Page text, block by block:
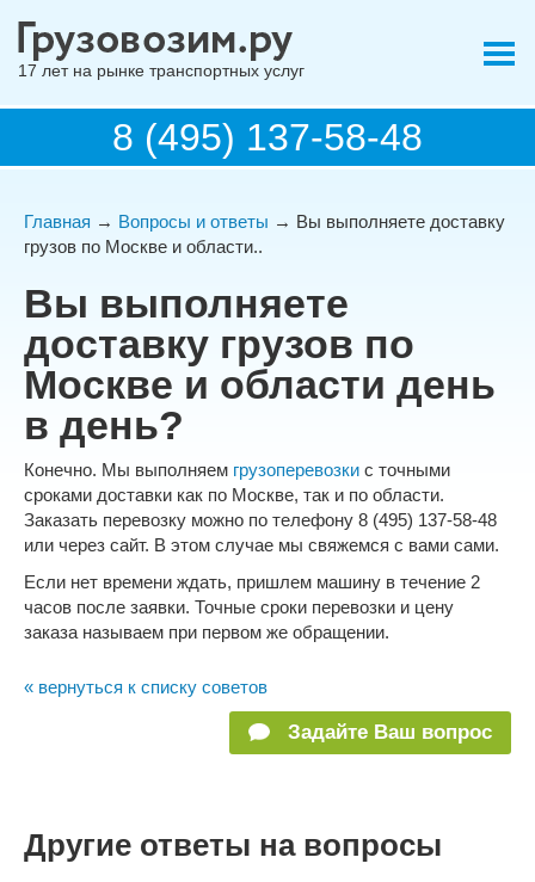
17 лет на рынке транспортных услуг
8 (495) 137-58-48
Главная → Вопросы и ответы → Вы выполняете доставку
грузов по Москве и области..
Вы выполняете
доставку грузов по
Москве и области день
в день?
Конечно. Мы выполняем грузоперевозки с точными
сроками доставки как по Москве, так и по области.
Заказать перевозку можно по телефону 8 (495) 137-58-48
или через сайт. В этом случае мы свяжемся с вами сами.
Если нет времени ждать, пришлем машину в течение 2
часов после заявки. Точные сроки перевозки и цену
заказа называем при первом же обращении.
« вернуться к списку советов
Задайте Ваш вопрос
Другие ответы на вопросы